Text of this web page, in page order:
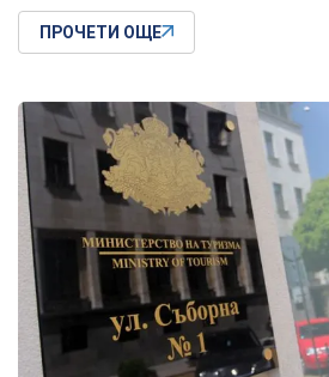
ПРОЧЕТИ ОЩЕ